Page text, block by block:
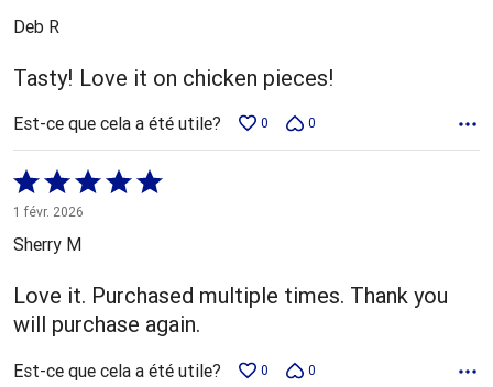
5
Deb R
Tasty! Love it on chicken pieces!
Est-ce que cela a été utile? 0 0
Coté
5 sur
5
1 févr. 2026
Sherry M
Love it. Purchased multiple times. Thank you
will purchase again.
Est-ce que cela a été utile? 0 0